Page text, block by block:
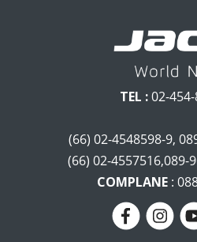
TEL :02-
(66) 02-4548598-9,
(66) 02-4557516,089-
COMPLANE :